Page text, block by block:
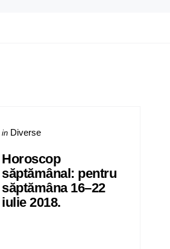
Categories
Posted
in Diverse
Horoscop
săptămânal: pentru
săptămâna 16–22
iulie 2018.